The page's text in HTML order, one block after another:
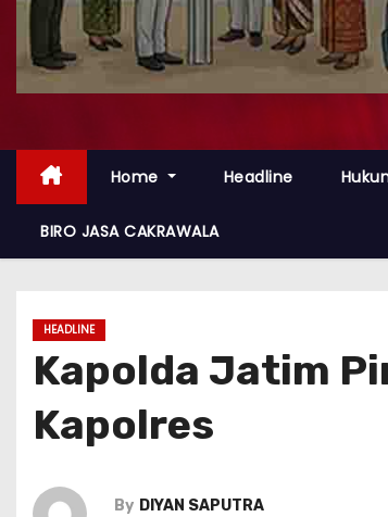
Home Headline
BIRO JASA CAKRAWALA
HEADLINE
Kapolda Jatim
Kapolres
By DIYAN SAPUTRA